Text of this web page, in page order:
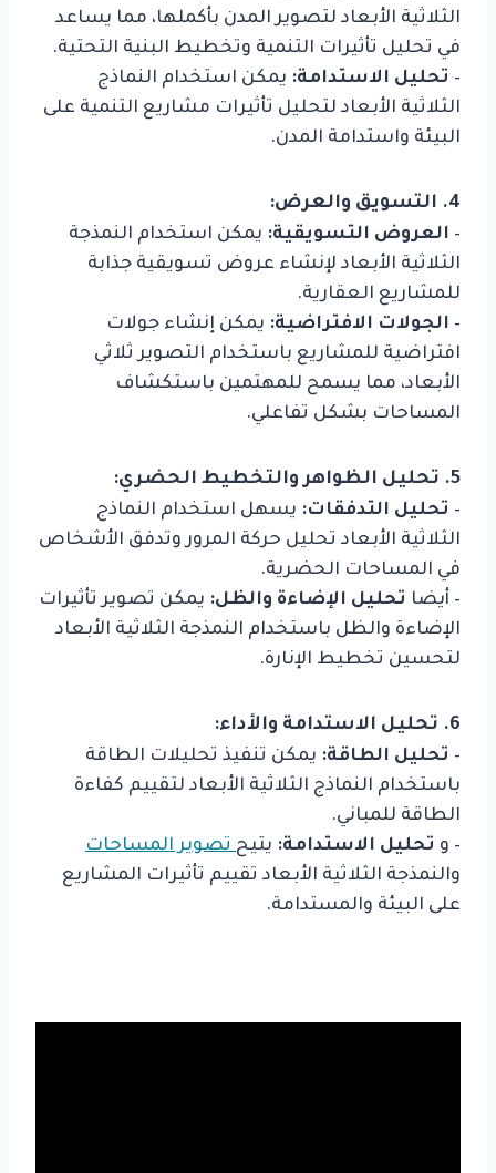
الثلاثية الأبعاد لتصوير المدن بأكملها، مما يساعد
في تحليل تأثيرات التنمية وتخطيط البنية التحتية.
– تحليل الاستدامة: يمكن استخدام النماذج
الثلاثية الأبعاد لتحليل تأثيرات مشاريع التنمية على
البيئة واستدامة المدن.
4. التسويق والعرض:
– العروض التسويقية: يمكن استخدام النمذجة
الثلاثية الأبعاد لإنشاء عروض تسويقية جذابة
للمشاريع العقارية.
– الجولات الافتراضية: يمكن إنشاء جولات
افتراضية للمشاريع باستخدام التصوير ثلاثي
الأبعاد، مما يسمح للمهتمين باستكشاف
المساحات بشكل تفاعلي.
5. تحليل الظواهر والتخطيط الحضري:
– تحليل التدفقات: يسهل استخدام النماذج
الثلاثية الأبعاد تحليل حركة المرور وتدفق الأشخاص
في المساحات الحضرية.
– أيضا تحليل الإضاءة والظل: يمكن تصوير تأثيرات
الإضاءة والظل باستخدام النمذجة الثلاثية الأبعاد
لتحسين تخطيط الإنارة.
6. تحليل الاستدامة والأداء:
– تحليل الطاقة: يمكن تنفيذ تحليلات الطاقة
باستخدام النماذج الثلاثية الأبعاد لتقييم كفاءة
الطاقة للمباني.
– و تحليل الاستدامة: يتيح تصوير المساحات
والنمذجة الثلاثية الأبعاد تقييم تأثيرات المشاريع
على البيئة والمستدامة.